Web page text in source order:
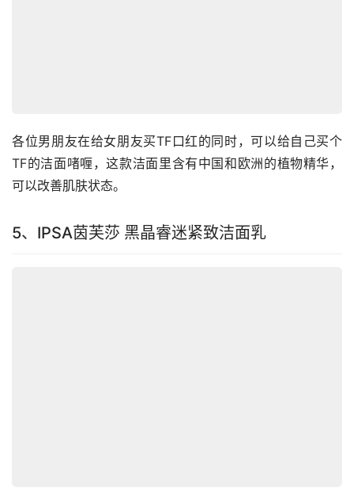
各位男朋友在给女朋友买TF口红的同时，可以给自己买个
TF的洁面啫喱，这款洁面里含有中国和欧洲的植物精华，
可以改善肌肤状态。
5、IPSA茵芙莎 黑晶睿迷紧致洁面乳